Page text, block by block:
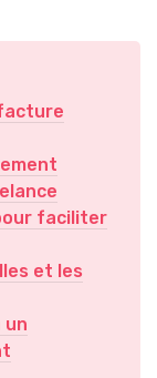
faciliter
et les
un